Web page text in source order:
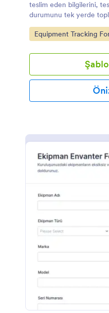
teslim eden bilgilerini,
durumunu tek yerde
ekipleri için veri toplama
Go to Category:
Equipment Tracking